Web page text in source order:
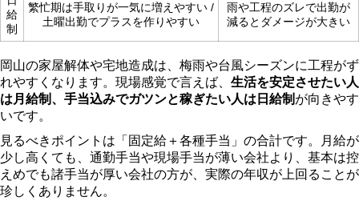
給
制
繁忙期は手取りが一気に増えやすい /
土曜出勤でプラスを作りやすい
雨や工程のズレで出勤が
減るとダメージが大きい
岡山の家屋解体や宅地造成は、梅雨や台風シーズンに工程がず
れやすくなります。現場感覚で言えば、 生活を安定させたい人
は月給制、手当込みでガツンと稼ぎたい人は日給制 が向きやす
いです。
見るべきポイントは「固定給＋各種手当」の合計です。月給が
少し高くても、通勤手当や現場手当が薄い会社より、基本は控
えめでも諸手当が厚い会社の方が、実際の年収が上回ることが
珍しくありません。